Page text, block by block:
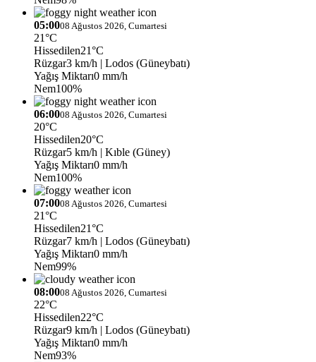
05:0008 Ağustos 2026, Cumartesi
21°C
Hissedilen21°C
Rüzgar3 km/h | Lodos (Güneybatı)
Yağış Miktarı0 mm/h
Nem100%
06:0008 Ağustos 2026, Cumartesi
20°C
Hissedilen20°C
Rüzgar5 km/h | Kıble (Güney)
Yağış Miktarı0 mm/h
Nem100%
07:0008 Ağustos 2026, Cumartesi
21°C
Hissedilen21°C
Rüzgar7 km/h | Lodos (Güneybatı)
Yağış Miktarı0 mm/h
Nem99%
08:0008 Ağustos 2026, Cumartesi
22°C
Hissedilen22°C
Rüzgar9 km/h | Lodos (Güneybatı)
Yağış Miktarı0 mm/h
Nem93%